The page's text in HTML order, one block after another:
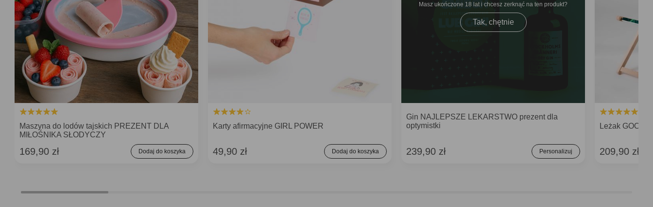
Maszyna do lodów tajskich PREZENT DLA
MIŁOŚNIKA SŁODYCZY
169,90 zł Dodaj do koszyka
Karty afirmacyjne GIRL POWER
49,90 zł Dodaj do koszyka
Masz ukończone 18 lat i chcesz zerknąć na ten produkt
Tak, chętnie
Gin NAJLEPSZE LEKARSTWO prezent dla
optymistki
239,90 zł Personalizuj
Leżak GOOD
209,90 zł